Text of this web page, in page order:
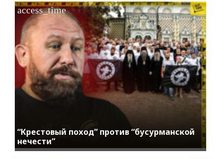
“Крестовый поход” против “бусурманской
нечести”
access_time